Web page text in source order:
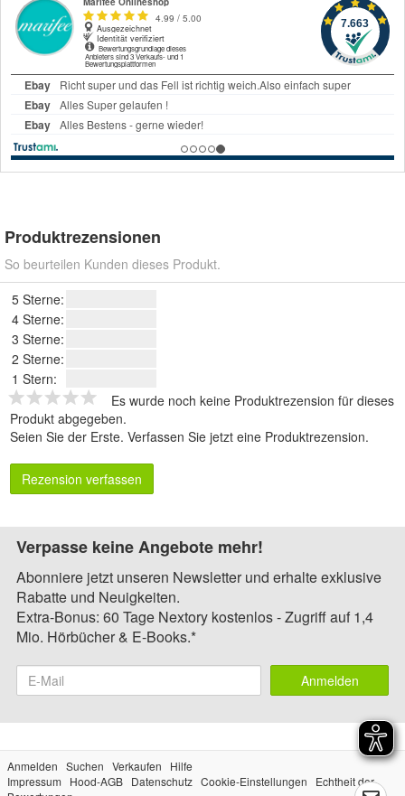
Produktrezensionen
So beurteilen Kunden dieses Produkt.
5 Sterne:
4 Sterne:
3 Sterne:
2 Sterne:
1 Stern:
Es wurde noch keine Produktrezension für dieses
Produkt abgegeben.
Seien Sie der Erste. Verfassen Sie jetzt eine Produktrezension.
Rezension verfassen
Verpasse keine Angebote mehr!
Abonniere jetzt unseren Newsletter und erhalte exklusive
Rabatte und Neuigkeiten.
Extra-Bonus: 60 Tage Nextory kostenlos - Zugriff auf 1,4
Mio. Hörbücher & E-Books.*
Anmelden
Anmelden Suchen Verkaufen
Hilfe
Impressum
Hood-AGB Datenschutz Cookie-Einstellungen
Echtheit der